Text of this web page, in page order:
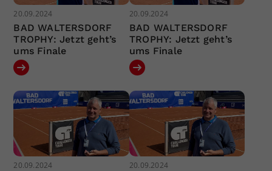
20.09.2024
BAD WALTERSDORF
TROPHY: Jetzt geht’s
ums Finale
20.09.2024
BAD WALTERSDORF
TROPHY: Jetzt geht’s
ums Finale
20.09.2024 20.09.2024